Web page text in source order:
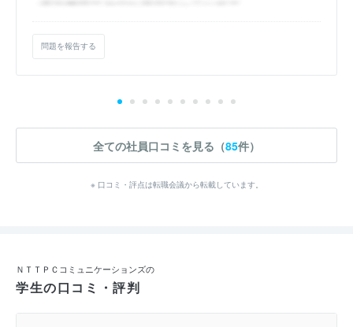
問題を報告する
全ての社員口コミを見る（85件）
※ 口コミ・評点は転職会議から転載しています。
ＮＴＴＰＣコミュニケーションズの
学生の口コミ・評判